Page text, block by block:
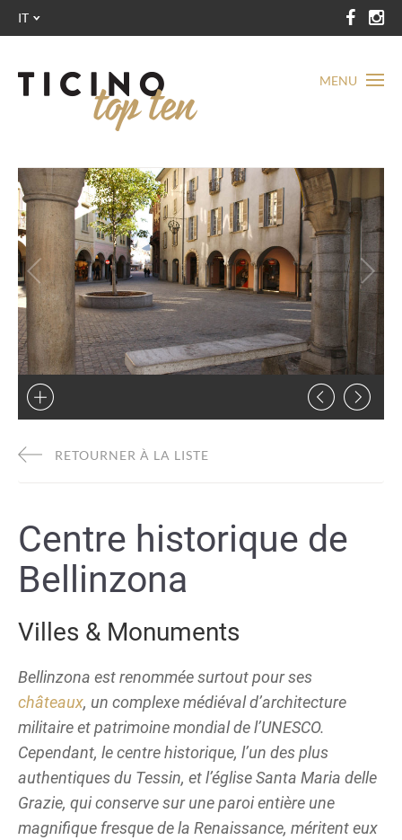
MENU
IT
RETOURNER À LA LISTE
Centre historique de
Bellinzona
Villes & Monuments
Bellinzona est renommée surtout pour ses
châteaux, un complexe médiéval d’architecture
militaire et patrimoine mondial de l’UNESCO.
Cependant, le centre historique, l’un des plus
authentiques du Tessin, et l’église Santa Maria delle
Grazie, qui conserve sur une paroi entière une
magnifique fresque de la Renaissance, méritent eux